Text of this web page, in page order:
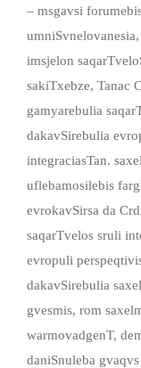
– msgavsi
imsjelon
sakiTxebze, Tanac
gamyarebulia
dakavSirebulia
integraciasTan.
uflebamosilebis
evrokavSirsa da
saqarTvelos sruli
evropuli
dakavSirebulia
gvesmis, rom
warmovadgenT,
daniSnuleba